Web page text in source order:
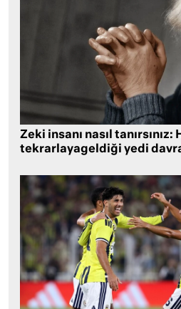
Zeki insanı nasıl tanırsınız:
tekrarlayageldiği yedi